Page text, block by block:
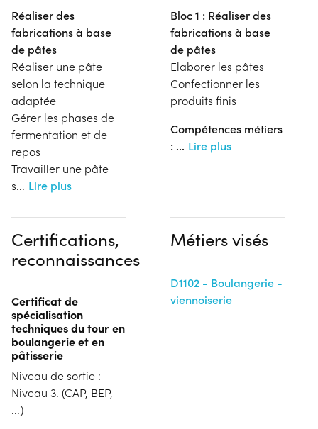
Réaliser des
fabrications à base
de pâtes
Réaliser une pâte
selon la technique
adaptée
Gérer les phases de
fermentation et de
repos
Travailler une pâte
s... Lire plus
Bloc 1 : Réaliser des
fabrications à base
de pâtes
Elaborer les pâtes
Confectionner les
produits finis
Compétences métiers
: ... Lire plus
Certifications,
reconnaissances
Certificat de
spécialisation
techniques du tour en
boulangerie et en
pâtisserie
Niveau de sortie :
Niveau 3. (CAP, BEP,
...)
Métiers visés
D1102 - Boulangerie -
viennoiserie